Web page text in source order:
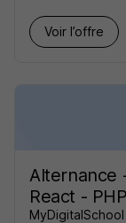
Voir l’offre
Alternance
React -